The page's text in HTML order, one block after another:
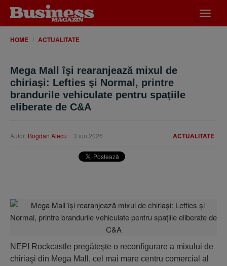
meniu
HOME ACTUALITATE
Mega Mall îşi rearanjează mixul de
chiriaşi: Lefties şi Normal, printre
brandurile vehiculate pentru spaţiile
eliberate de C&A
ACTUALITATE
Autor: Bogdan Alecu 3 iun 2026
NEPI Rockcastle pregăteşte o reconfigurare a mixului de
chiriaşi din Mega Mall, cel mai mare centru comercial al